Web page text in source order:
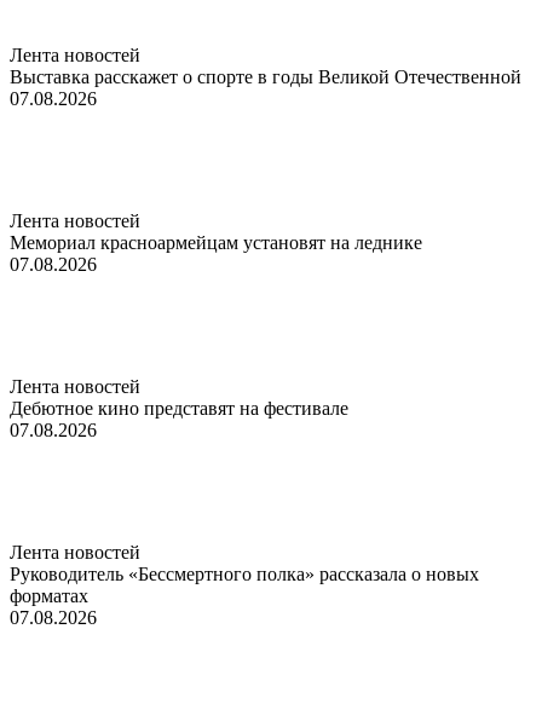
Лента новостей
Выставка расскажет о спорте в годы Великой Отечественной
07.08.2026
Лента новостей
Мемориал красноармейцам установят на леднике
07.08.2026
Лента новостей
Дебютное кино представят на фестивале
07.08.2026
Лента новостей
Руководитель «Бессмертного полка» рассказала о новых
форматах
07.08.2026